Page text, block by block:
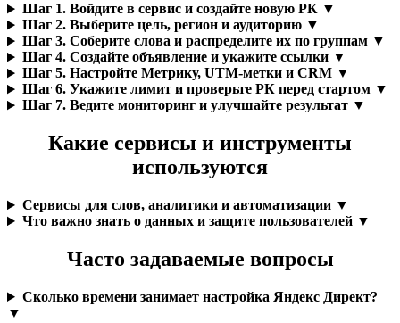
Шаг 1. Войдите в сервис и создайте новую РК ▼
Шаг 2. Выберите цель, регион и аудиторию ▼
Шаг 3. Соберите слова и распределите их по группам ▼
Шаг 4. Создайте объявление и укажите ссылки ▼
Шаг 5. Настройте Метрику, UTM-метки и CRM ▼
Шаг 6. Укажите лимит и проверьте РК перед стартом ▼
Шаг 7. Ведите мониторинг и улучшайте результат ▼
Какие сервисы и инструменты
используются
Сервисы для слов, аналитики и автоматизации ▼
Что важно знать о данных и защите пользователей ▼
Часто задаваемые вопросы
Сколько времени занимает настройка Яндекс Директ?
▼